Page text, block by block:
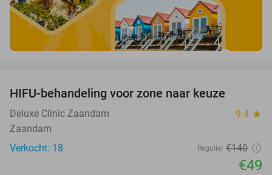
HIFU-behandeling voor zone naar keuze
Deluxe Clinic Zaandam 9.4 star
Zaandam
Verkocht: 18
Regulier €140
€49